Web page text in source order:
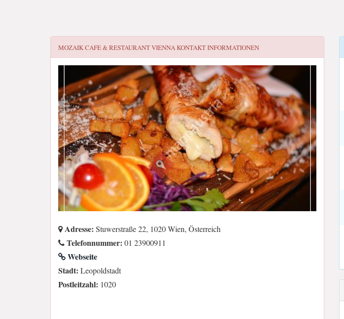
MOZAIK CAFE & RESTAURANT VIENNAKONTAKT INFORMATIONEN
Adresse: Stuwerstraße 22, 1020 Wien, Österreich
Telefonnummer: 01 23900911
Webseite
Stadt: Leopoldstadt
Postleitzahl: 1020